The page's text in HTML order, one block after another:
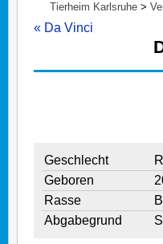
Tierheim Karlsruhe >
« Da Vinci
Geschlecht
Geboren
Rasse
Abgabegrund